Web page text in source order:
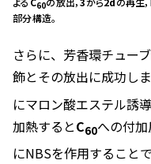
60
部分構造。
さらに、芳香環チュー
飾とその放出に成功し
にマロン酸エステル誘
加熱するとC60への付
にNBSを作用すること